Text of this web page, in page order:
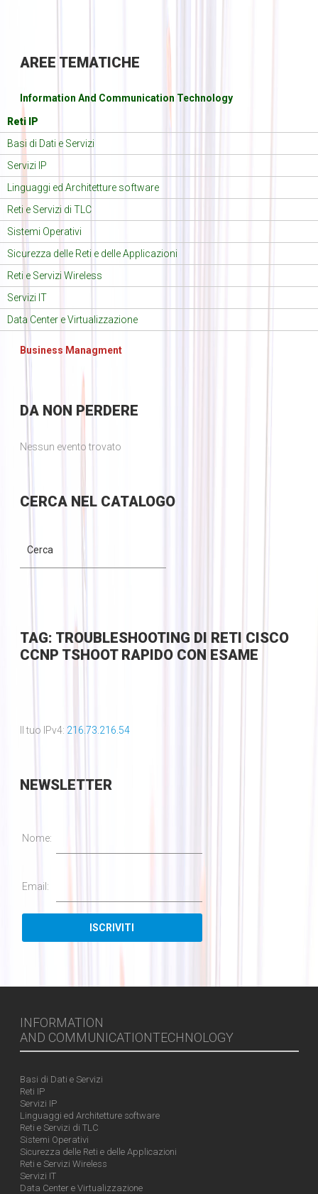
AREE TEMATICHE
Information And Communication Technology
Reti IP
Basi di Dati e Servizi
Servizi IP
Linguaggi ed Architetture software
Reti e Servizi di TLC
Sistemi Operativi
Sicurezza delle Reti e delle Applicazioni
Reti e Servizi Wireless
Servizi IT
Data Center e Virtualizzazione
Business Managment
DANON PERDERE
Nessun evento trovato
CERCANEL CATALOGO
TAG: TROUBLESHOOTING DI RETI CISCO
CCNP TSHOOT RAPIDO CON ESAME
Il tuo IPv4: 216.73.216.54
NEWSLETTER
Nome:
Email:
INFORMATION
AND COMMUNICATIONTECHNOLOGY
Basi di Dati e Servizi
Reti IP
Servizi IP
Linguaggi ed Architetture software
Reti e Servizi di TLC
Sistemi Operativi
Sicurezza delle Reti e delle Applicazioni
Reti e Servizi Wireless
Servizi IT
Data Center e Virtualizzazione